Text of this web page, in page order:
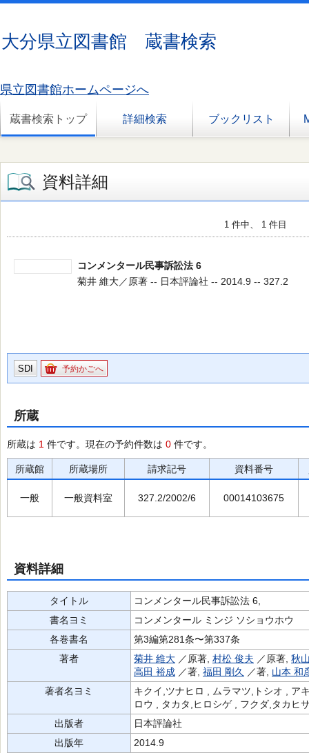
大分県立図書館 蔵書検索
県立図書館ホームページへ
蔵書検索トップ 詳細検索 ブックリスト
資料詳細
1 件中、 1 件目
コンメンタール民事訴訟法 6
菊井 維大／原著 -- 日本評論社 -- 2014.9 -- 327.2
SDI 予約かごへ
所蔵
所蔵は 1 件です。現在の予約件数は 0 件です。
所蔵館 所蔵場所 請求記号 資料番号
一般 一般資料室 327.2/2002/6 00014103675
資料詳細
タイトル
コンメンタール民事訴訟法 6,
書名ヨミ
コンメンタール ミンジ ソショウホウ
各巻書名
第3編第281条〜第337条
著者
菊井 維大 ／原著, 村松 俊夫 ／原著, 秋
高田 裕成 ／著, 福田 剛久 ／著, 山本 和
著者名ヨミ
キクイ,ツナヒロ , ムラマツ,トシオ , ア
ロウ , タカタ,ヒロシゲ , フクダ,タカヒ
出版者
日本評論社
出版年
2014.9